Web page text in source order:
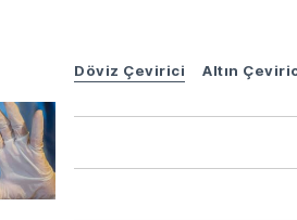
Döviz Çevirici Altın